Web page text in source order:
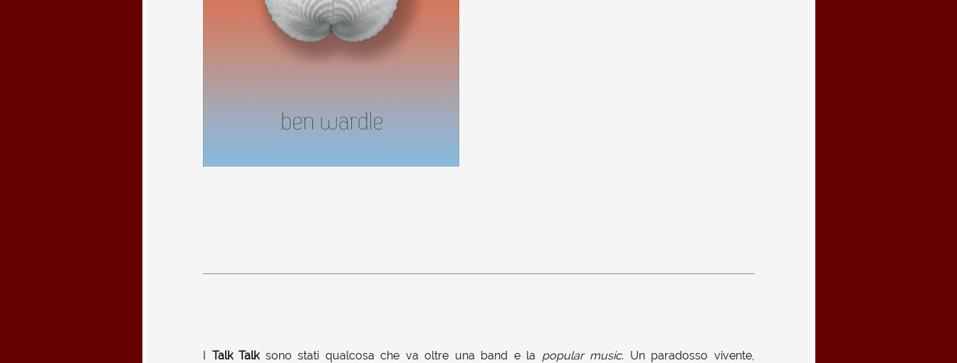
I Talk Talksono stati qualcosa che va oltre una band e la popular music. Un paradosso vivente,